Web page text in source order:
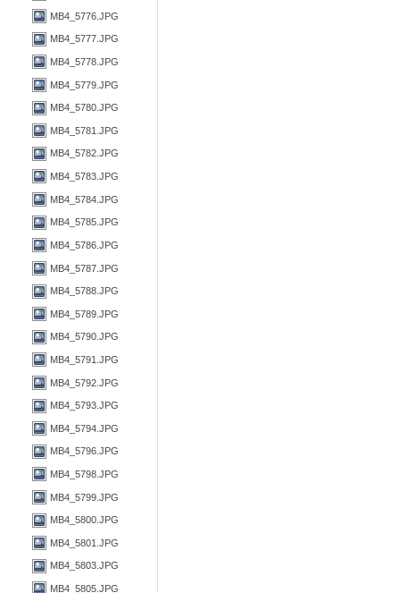
MB4_5776.JPG
MB4_5777.JPG
MB4_5778.JPG
MB4_5779.JPG
MB4_5780.JPG
MB4_5781.JPG
MB4_5782.JPG
MB4_5783.JPG
MB4_5784.JPG
MB4_5785.JPG
MB4_5786.JPG
MB4_5787.JPG
MB4_5788.JPG
MB4_5789.JPG
MB4_5790.JPG
MB4_5791.JPG
MB4_5792.JPG
MB4_5793.JPG
MB4_5794.JPG
MB4_5796.JPG
MB4_5798.JPG
MB4_5799.JPG
MB4_5800.JPG
MB4_5801.JPG
MB4_5803.JPG
MB4_5805.JPG